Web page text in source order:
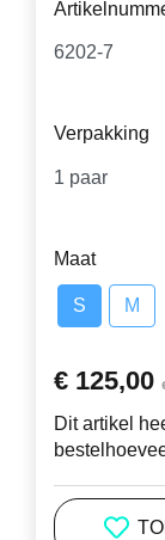
Verpakking
Maat
S M
€ 125,00
Dit artikel